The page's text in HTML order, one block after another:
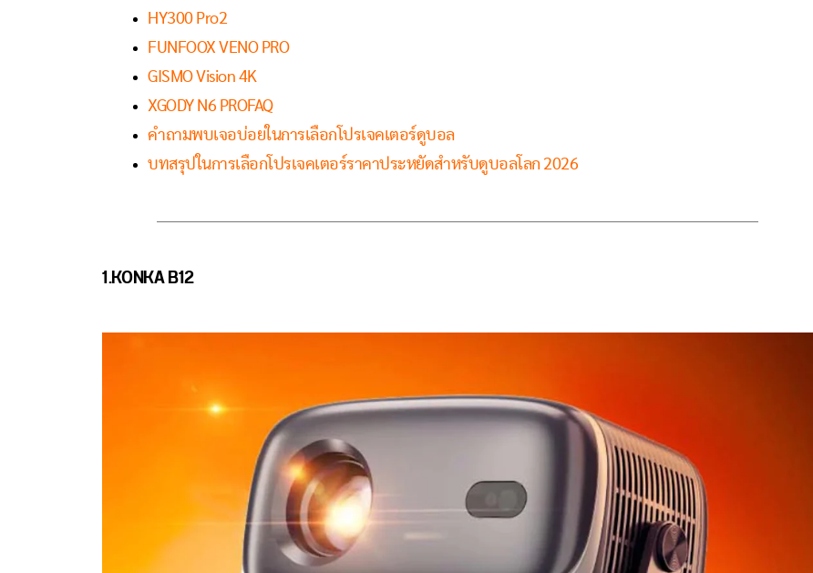
HY300 Pro2
FUNFOOX VENO PRO
GISMO Vision 4K
XGODY N6 PROFAQ
คำถามพบเจอบ่อยในการเลือกโปรเจคเตอร์ดูบอล
บทสรุปในการเลือกโปรเจคเตอร์ราคาประหยัดสำหรับดูบอลโลก 2026
1.KONKA B12